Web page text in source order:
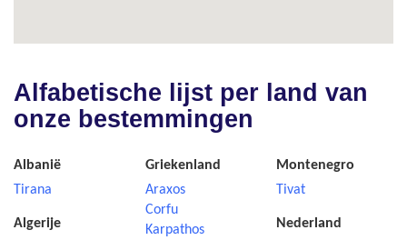
Alfabetische lijst per land van
onze bestemmingen
Albanië
Tirana
Algerije
Griekenland
Araxos
Corfu
Karpathos
Montenegro
Tivat
Nederland